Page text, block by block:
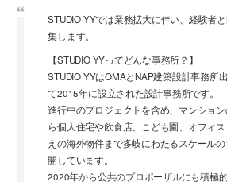
STUDIO YYでは業務拡大に伴い、経験者
集します。
【STUDIO YYってどんな事務所？】
STUDIO YYはOMAとNAP建築設計事務所
て2015年に設立された設計事務所です。
進行中のプロジェクトを含め、マンショ
ら個人住宅や飲食店、こども園、オフィ
えの海外物件まで多岐にわたるスケール
開しています。
2020年から公共のプロポーザルにも積極